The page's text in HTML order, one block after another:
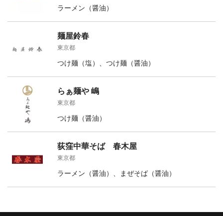
ラーメン（醤油）
麺屋鈴春
東京都
つけ麺（塩）、つけ麺（醤油）
らぁ麺や 嶋
東京都
つけ麺（醤油）
荻窪中華そば 春木屋
東京都
ラーメン（醤油）、まぜそば（醤油）